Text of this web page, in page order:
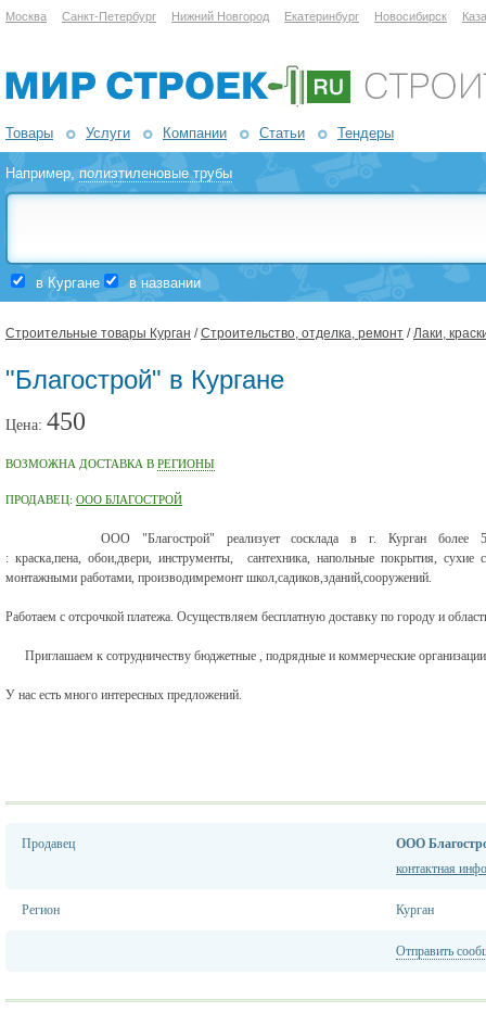
Москва Санкт-Петербург Нижний Новгород Екатеринбург Новосибирск
Товары Услуги Компании Статьи Тендеры
Например,полиэтиленовые трубы
в Кургане в названии
Строительные товары Курган /Строительство, отделка, ремонт /Лаки,
"Благострой" в Кургане
Цена: 450
ВОЗМОЖНА ДОСТАВКА В РЕГИОНЫ
ПРОДАВЕЦ: ООО БЛАГОСТРОЙ
ООО "Благострой" реализует сосклада в г. Курган более
: краска,пена, обои,двери, инструменты, сантехника, напольные покрытия, сухие
монтажными работами, производимремонт школ,садиков,зданий,сооружений.
Работаем с отсрочкой платежа. Осуществляем бесплатную доставку по городу и
Приглашаем к сотрудничеству бюджетные , подрядные и коммерческие
У нас есть много интересных предложений.
Продавец
ООО
контактная
Регион Курган
Отправить